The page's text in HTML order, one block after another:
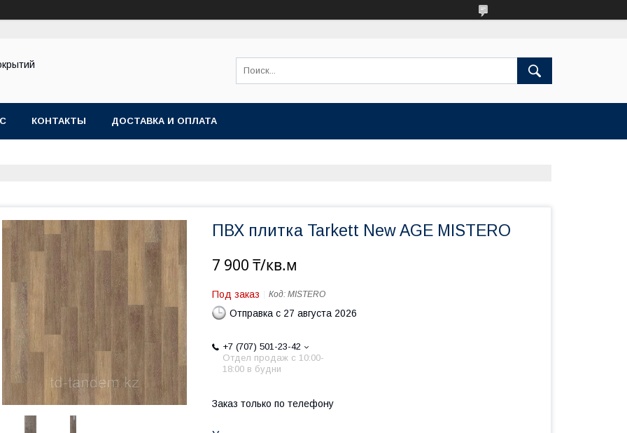
КОНТАКТЫ ДОСТАВКА И ОПЛАТА
ПВХ плитка Tarkett New AGE MISTERO
7 900 ₸/кв.м
Под заказ Код: MISTERO
Отправка с 27 августа 2026
+7 (707) 501-23-42
Отдел продаж c 10:00-
18:00 в будни
Заказ только по телефону